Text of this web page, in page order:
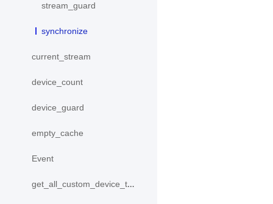
stream_guard
synchronize
current_stream
device_count
device_guard
empty_cache
Event
get_all_custom_device_type